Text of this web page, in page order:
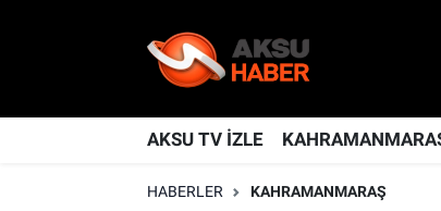
AKSU TV İZLE
HABERLER KAHRAMANMARAŞ
KAHRAMANMARAŞ
Nöbetçi Eczaneler
Hava Durumu
Kahramanmaraş Namaz Vakitleri